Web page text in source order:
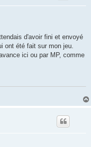
d'avoir fini et envoyé
ont été fait sur mon jeu.
ici ou par MP, comme